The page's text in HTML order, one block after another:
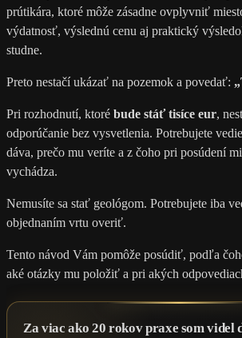
prútikára, ktoré môže zásadne ovplyvniť
výdatnosť, výslednú cenu aj praktický
studne.
Preto nestačí ukázať na pozemok a povedať:
Pri rozhodnutí, ktoré bude stáť tisíce eur,
odporúčanie bez vysvetlenia. Potrebujete
dáva, prečo mu veríte a z čoho pri posúdení
vychádza.
Nemusíte sa stať geológom. Potrebujete iba
objednaním vrtu overiť.
Tento návod Vám pomôže posúdiť, podľa
aké otázky mu položiť a pri akých
Za viac ako 20 rokov praxe som videl